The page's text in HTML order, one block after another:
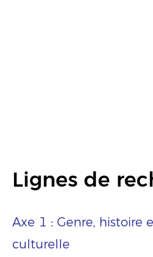
Lignes de
Axe 1 : Genre, histoire
culturelle